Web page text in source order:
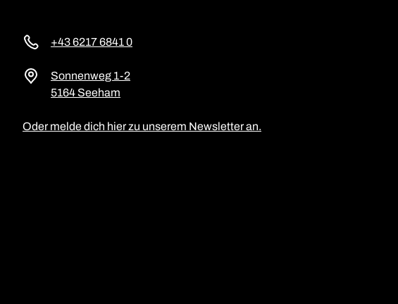
+43 6217 6841 0
Sonnenweg 1-2
5164 Seeham
Oder melde dich hier zu unserem Newsletter an.